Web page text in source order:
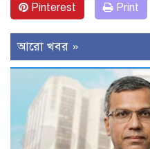
Pinterest Print
আরো খবর »